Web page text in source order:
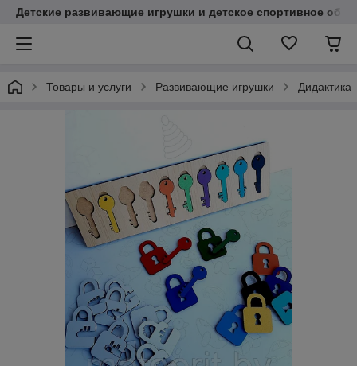
Детские развивающие игрушки и детское спортивное
Товары и услуги Развивающие игрушки Дидактика